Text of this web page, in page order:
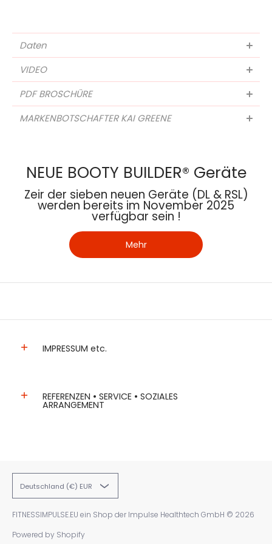
Daten
VIDEO
PDF BROSCHÜRE
MARKENBOTSCHAFTER KAI GREENE
NEUE BOOTY BUILDER® Geräte
Zeir der sieben neuen Geräte (DL & RSL)
werden bereits im November 2025
verfügbar sein !
Mehr
IMPRESSUM etc.
REFERENZEN • SERVICE • SOZIALES
ARRANGEMENT
Deutschland (€) EUR
FITNESSIMPULSE.EU ein Shop der Impulse Healthtech GmbH © 2026
Powered by Shopify